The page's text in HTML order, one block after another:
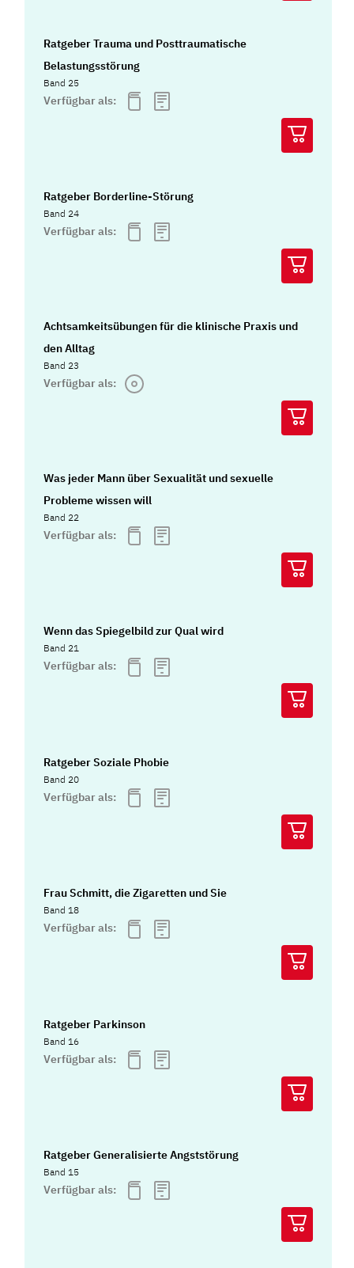
Ratgeber Trauma und Posttraumatische
Belastungsstörung
Band 25
Verfügbar als:
Ratgeber Borderline-Störung
Band 24
Verfügbar als:
Achtsamkeitsübungen für die klinische Praxis und
den Alltag
Band 23
Verfügbar als:
Was jeder Mann über Sexualität und sexuelle
Probleme wissen will
Band 22
Verfügbar als:
Wenn das Spiegelbild zur Qual wird
Band 21
Verfügbar als:
Ratgeber Soziale Phobie
Band 20
Verfügbar als:
Frau Schmitt, die Zigaretten und Sie
Band 18
Verfügbar als:
Ratgeber Parkinson
Band 16
Verfügbar als:
Ratgeber Generalisierte Angststörung
Band 15
Verfügbar als: